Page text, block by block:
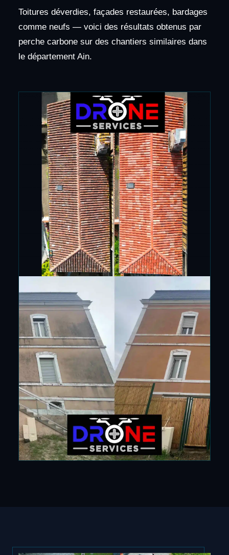
Toitures déverdies, façades restaurées, bardages
comme neufs — voici des résultats obtenus par
perche carbone sur des chantiers similaires dans
le département Ain.